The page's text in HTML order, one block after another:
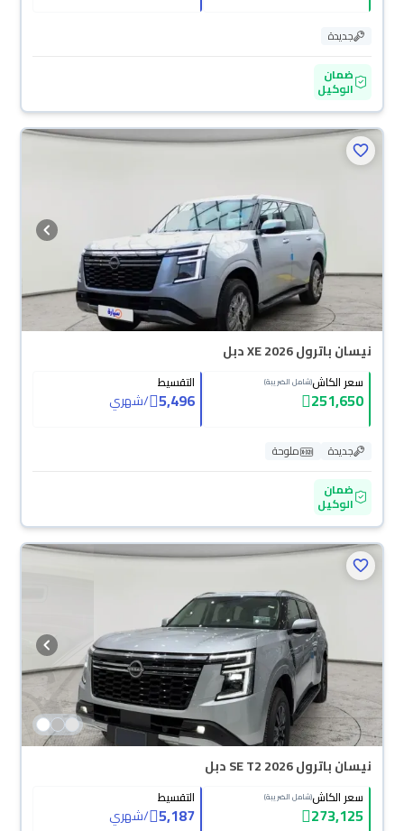
جديدة
ضمان
الوكيل
نيسان باترول XE 2026 دبل
سعر الكاش(شامل الضريبة)
251,650
التقسيط
5,496
/شهري
جديدة
ملوحة
ضمان
الوكيل
نيسان باترول SE T2 2026 دبل
سعر الكاش(شامل الضريبة)
273,125
التقسيط
5,187
/شهري